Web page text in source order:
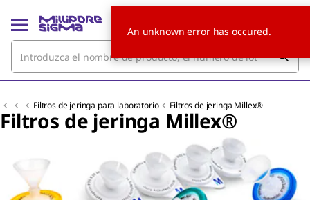
Filtros de jeringa para laboratorio Filtros de jeringa Millex®
Filtros de jeringa Millex®
An unknown error has occured.